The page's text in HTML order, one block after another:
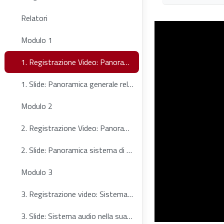
Relatori
Modulo 1
1. Registrazione Video: Panoramica generale relativa al microfono Shure MXA310
1. Slide: Panoramica generale relativa al microfono Shure MXA310
Modulo 2
2. Registrazione Video: Panoramica sistema di gestione DSP e protocollo Dante
2. Slide: Panoramica sistema di gestione DSP e protocollo Dante
Modulo 3
3. Registrazione video: Sistema audio nella sua completezza
3. Slide: Sistema audio nella sua completezza